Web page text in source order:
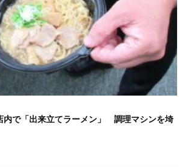
内で「出来立てラーメン」 調理マシンを埼